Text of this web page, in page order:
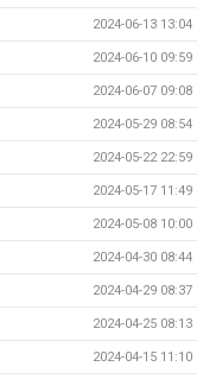
2024-06-13 13:04
2024-06-10 09:59
2024-06-07 09:08
2024-05-29 08:54
2024-05-22 22:59
2024-05-17 11:49
2024-05-08 10:00
2024-04-30 08:44
2024-04-29 08:37
2024-04-25 08:13
2024-04-15 11:10